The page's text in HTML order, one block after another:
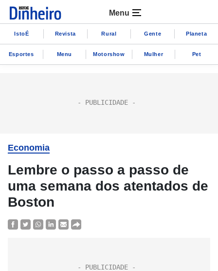
Menu
IstoÉ Revista Rural Gente Planeta
Esportes Menu Motorshow Mulher Pet
Economia
Lembre o passo a passo de
uma semana dos atentados de
Boston